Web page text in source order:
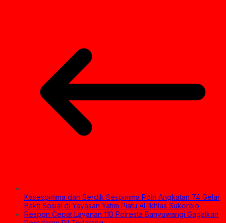
Kasespimma dan Serdik Sespimma Polri Angkatan 74 Gelar
Bakti Sosial di Yayasan Yatim Piatu Al-Ikhlas Sukorejo
Respon Cepat Layanan 110 Polresta Banyuwangi Gagalkan